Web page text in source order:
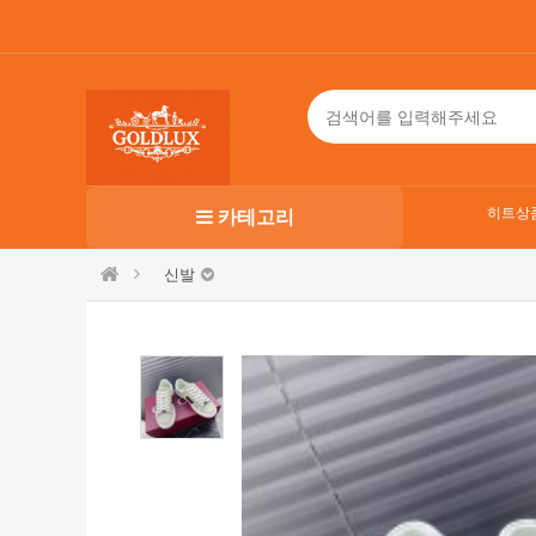
카테고리 히트상
신발